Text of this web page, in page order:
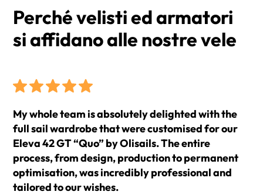
Perché velisti ed armatori
si affidano alle nostre vele
My whole team is absolutely delighted with the
full sail wardrobe that were customised for our
Eleva 42 GT “Quo” by Olisails. The entire
process, from design, production to permanent
optimisation, was incredibly professional and
tailored to our wishes.